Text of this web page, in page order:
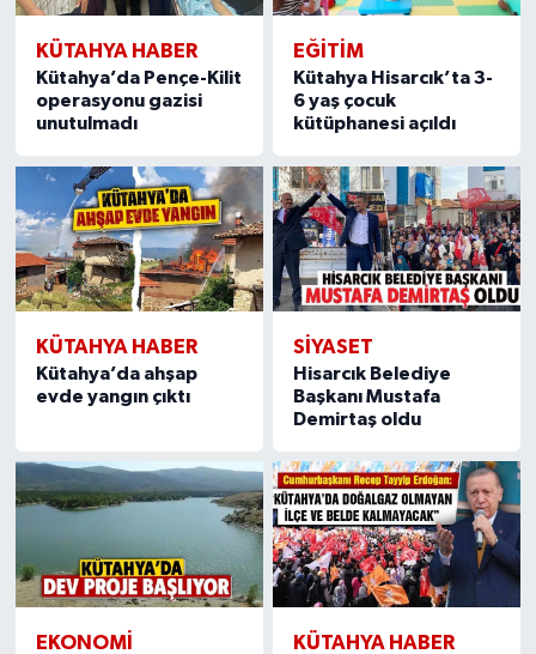
KÜTAHYA HABER
Kütahya’da Pençe-Kilit
operasyonu gazisi
unutulmadı
EĞITIM
Kütahya Hisarcık’ta 3-
6 yaş çocuk
kütüphanesi açıldı
KÜTAHYA HABER
Kütahya’da ahşap
evde yangın çıktı
SIYASET
Hisarcık Belediye
Başkanı Mustafa
Demirtaş oldu
EKONOMI KÜTAHYA HABER